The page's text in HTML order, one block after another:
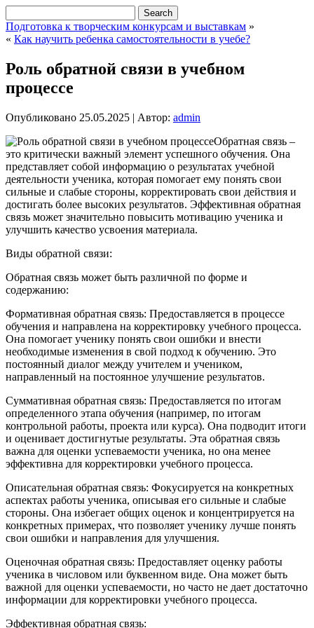
Подготовка к творческим конкурсам и выставкам »
« Как научить ребенка самостоятельности в учебе?
Роль обратной связи в учебном
процессе
Опубликовано 25.05.2025 | Автор: admin
Обратная связь –
это критически важный элемент успешного обучения. Она
представляет собой информацию о результатах учебной
деятельности ученика, которая помогает ему понять свои
сильные и слабые стороны, корректировать свои действия и
достигать более высоких результатов. Эффективная обратная
связь может значительно повысить мотивацию ученика и
улучшить качество усвоения материала.
Виды обратной связи:
Обратная связь может быть различной по форме и
содержанию:
Формативная обратная связь: Предоставляется в процессе
обучения и направлена на корректировку учебного процесса.
Она помогает ученику понять свои ошибки и внести
необходимые изменения в свой подход к обучению. Это
постоянный диалог между учителем и учеником,
направленный на постоянное улучшение результатов.
Суммативная обратная связь: Предоставляется по итогам
определенного этапа обучения (например, по итогам
контрольной работы, проекта или курса). Она подводит итоги
и оценивает достигнутые результаты. Эта обратная связь
важна для оценки успеваемости ученика, но она менее
эффективна для корректировки учебного процесса.
Описательная обратная связь: Фокусируется на конкретных
аспектах работы ученика, описывая его сильные и слабые
стороны. Она избегает общих оценок и концентрируется на
конкретных примерах, что позволяет ученику лучше понять
свои ошибки и направления для улучшения.
Оценочная обратная связь: Предоставляет оценку работы
ученика в числовом или буквенном виде. Она может быть
важной для оценки успеваемости, но часто не дает достаточно
информации для корректировки учебного процесса.
Эффективная обратная связь: